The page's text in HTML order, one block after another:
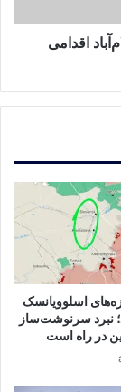
اقدامی
اسلوویانسک
نبرد سرنوشت‌ساز
در راه است